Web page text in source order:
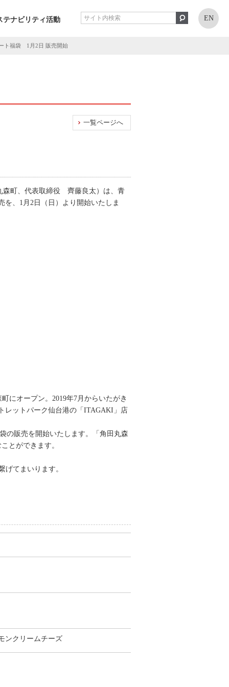
テナビリティ活動 EN
ト福袋 1月2日 販売開始
一覧ページへ
森町、代表取締役 齊藤良太）は、青
、1月2日（日）より開始いたしま
にオープン。2019年7月からいたがき
レットパーク仙台港の「ITAGAKI」店
の販売を開始いたします。「角田丸森
とができます。
てまいります。
ンクリームチーズ